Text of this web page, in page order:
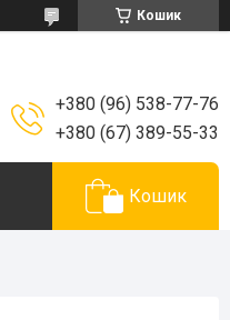
Кошик
+380 (96) 538-77-76
+380 (67) 389-55-33
Кошик